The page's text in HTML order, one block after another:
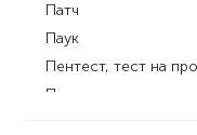
Патч
Паук
Пентест, тест на
Пентестер